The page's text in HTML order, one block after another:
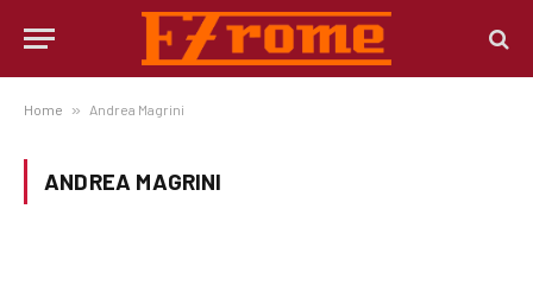
Home » Andrea Magrini
ANDREA MAGRINI